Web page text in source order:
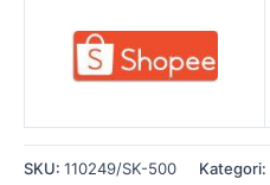
SKU: 110249/SK-500 Kategori: